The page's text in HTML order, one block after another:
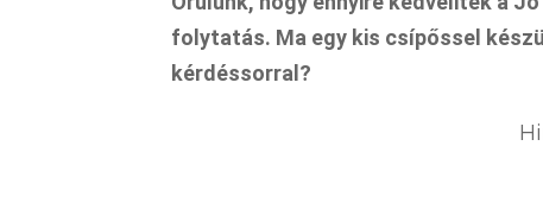
folytatás. Ma egy kis csípőssel
kérdéssorral?